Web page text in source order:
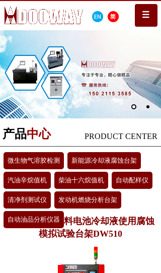
产品中心 PRODUCT CENTER
微生物气溶胶检测 新能源冷却液腐蚀台架
汽油辛烷值机 柴油十六烷值机 自动配样仪
清净剂测试仪 发动机燃烧分析台架
自动油品分析仪器
质子交换膜燃料电池冷却液使用腐蚀
模拟试验台架DW510